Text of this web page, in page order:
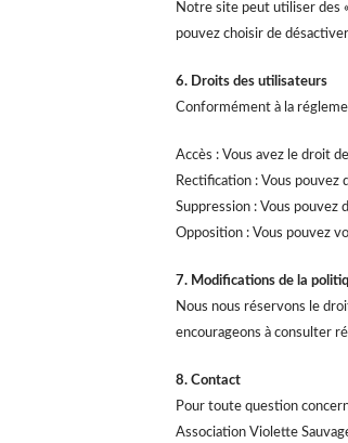
Notre site peut utiliser des
pouvez choisir de
6. Droits des utilisateurs
Conformément à la
Accès : Vous avez le droit
Rectification : Vous pouvez
Suppression : Vous pouvez
Opposition : Vous pouvez
7. Modifications de la
Nous nous réservons le
encourageons à consulter
8. Contact
Pour toute question
Association Violette